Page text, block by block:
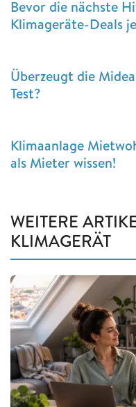
Bevor die nächste
Klimageräte-Deals
Überzeugt die
Test?
Klimaanlage
als Mieter wissen!
WEITERE
KLIMAGERÄT